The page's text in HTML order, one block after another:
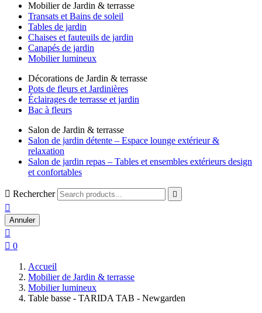
Mobilier de Jardin & terrasse
Transats et Bains de soleil
Tables de jardin
Chaises et fauteuils de jardin
Canapés de jardin
Mobilier lumineux
Décorations de Jardin & terrasse
Pots de fleurs et Jardinières
Éclairages de terrasse et jardin
Bac à fleurs
Salon de Jardin & terrasse
Salon de jardin détente – Espace lounge extérieur &
relaxation
Salon de jardin repas – Tables et ensembles extérieurs design
et confortables
 Rechercher 

Annuler

 0
Accueil
Mobilier de Jardin & terrasse
Mobilier lumineux
Table basse - TARIDA TAB - Newgarden